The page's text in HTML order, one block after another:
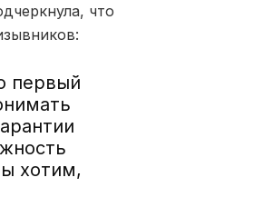
что
первый
хотим,